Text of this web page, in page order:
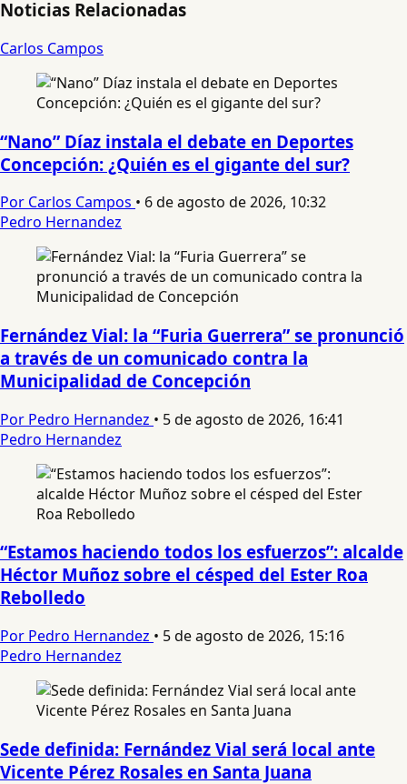
Noticias Relacionadas
Carlos Campos
“Nano” Díaz instala el debate en Deportes
Concepción: ¿Quién es el gigante del sur?
Por Carlos Campos • 6 de agosto de 2026, 10:32
Pedro Hernandez
Fernández Vial: la “Furia Guerrera” se pronunció
a través de un comunicado contra la
Municipalidad de Concepción
Por Pedro Hernandez • 5 de agosto de 2026, 16:41
Pedro Hernandez
“Estamos haciendo todos los esfuerzos”: alcalde
Héctor Muñoz sobre el césped del Ester Roa
Rebolledo
Por Pedro Hernandez • 5 de agosto de 2026, 15:16
Pedro Hernandez
Sede definida: Fernández Vial será local ante
Vicente Pérez Rosales en Santa Juana